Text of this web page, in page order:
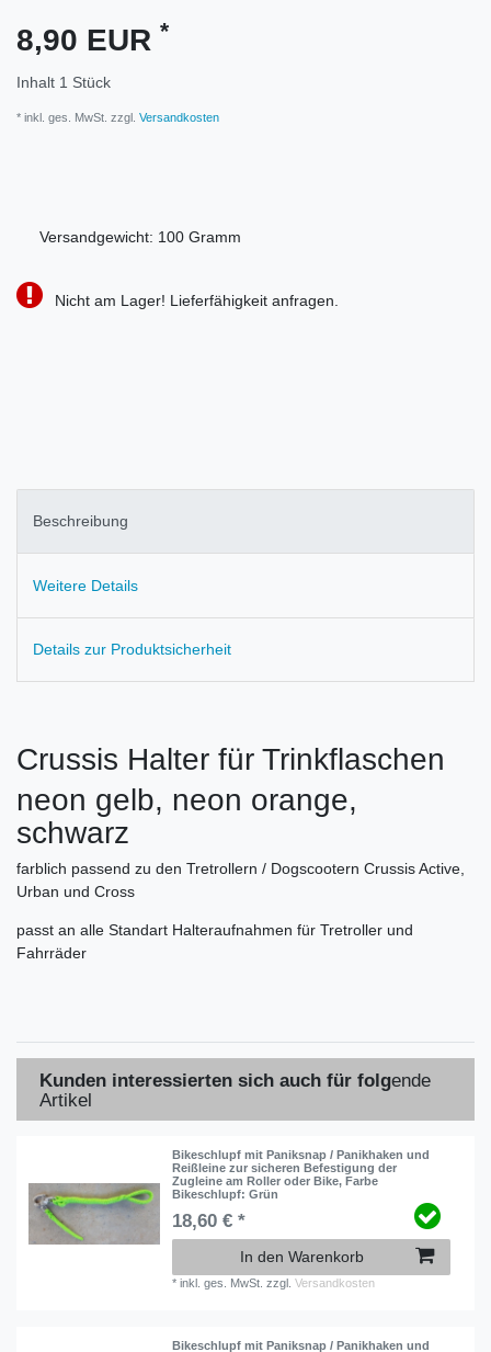
8,90 EUR *
Inhalt 1 Stück
* inkl. ges. MwSt. zzgl. Versandkosten
Versandgewicht: 100 Gramm
Nicht am Lager! Lieferfähigkeit anfragen.
Beschreibung
Weitere Details
Details zur Produktsicherheit
Crussis Halter für Trinkflaschen
neon gelb, neon orange,
schwarz
farblich passend zu den Tretrollern / Dogscootern Crussis Active,
Urban und Cross
passt an alle Standart Halteraufnahmen für Tretroller und
Fahrräder
Kunden interessierten sich auch für folgende
Artikel
Bikeschlupf mit Paniksnap / Panikhaken und
Reißleine zur sicheren Befestigung der
Zugleine am Roller oder Bike, Farbe
Bikeschlupf: Grün
18,60 € *
In den Warenkorb
*inkl. ges. MwSt. zzgl.Versandkosten
Bikeschlupf mit Paniksnap / Panikhaken und